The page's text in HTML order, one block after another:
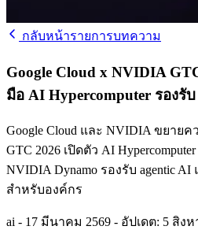
กลับหน้ารายการบทความ
Google Cloud x NVIDIA
มือ AI Hypercomputer รองรั
Google Cloud และ NVIDIA ขยาย
GTC 2026 เปิดตัว AI
NVIDIA Dynamo รองรับ agentic
สำหรับองค์กร
ai - 17 มีนาคม 2569 - อัปเดต: 5 สิง